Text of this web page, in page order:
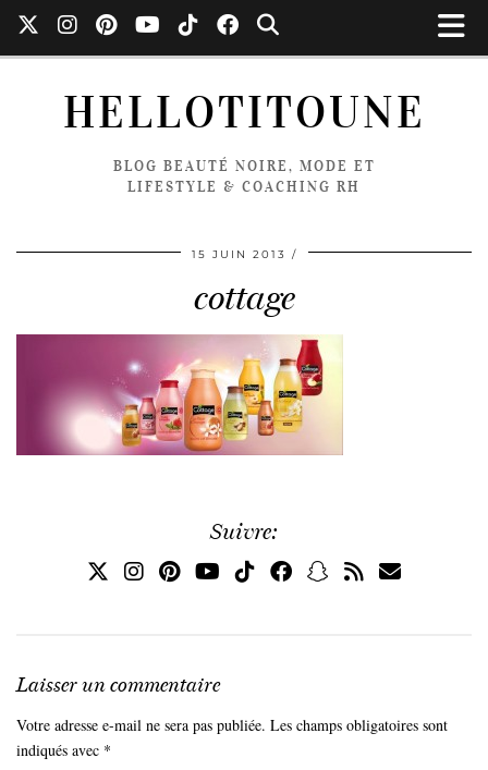
HELLOTITOUNE
BLOG BEAUTÉ NOIRE, MODE ET
LIFESTYLE & COACHING RH
15 JUIN 2013
cottage
Suivre:
Laisser un commentaire
Votre adresse e-mail ne sera pas publiée. Les champs obligatoires sont
indiqués avec *